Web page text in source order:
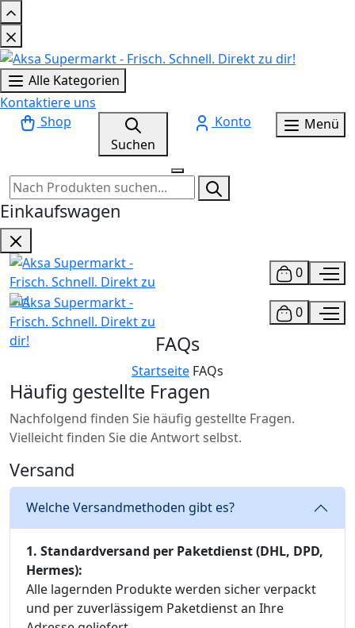
Alle Kategorien
Kontaktiere uns
Shop
Suchen
Konto Menü
Einkaufswagen
0
0
FAQs
Startseite FAQs
Häufig gestellte Fragen
Nachfolgend finden Sie häufig gestellte Fragen.
Vielleicht finden Sie die Antwort selbst.
Versand
Welche Versandmethoden gibt es?
1. Standardversand per Paketdienst (DHL, DPD,
Hermes):
Alle lagernden Produkte werden sicher verpackt
und per zuverlässigem Paketdienst an Ihre